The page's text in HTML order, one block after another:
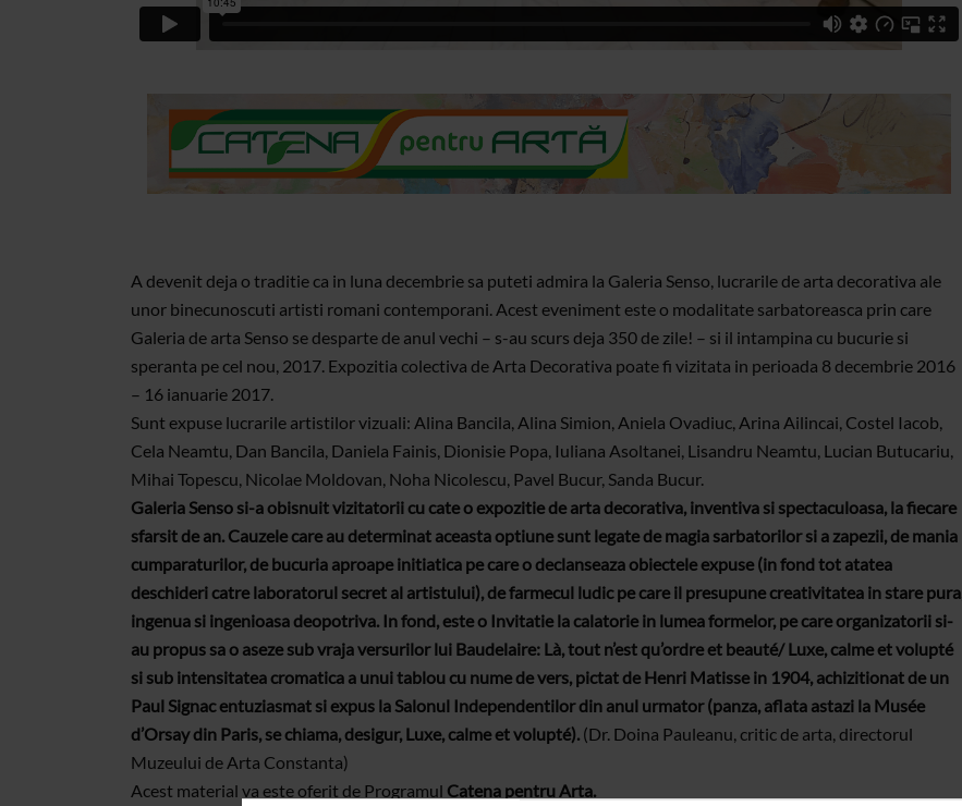
A devenit deja o traditie ca in luna decembrie sa puteti admira la Galeria Senso, lucrarile de arta decorativa ale
unor binecunoscuti artisti romani contemporani. Acest eveniment este o modalitate sarbatoreasca prin care
Galeria de arta Senso se desparte de anul vechi – s-au scurs deja 350 de zile! – si il intampina cu bucurie si
speranta pe cel nou, 2017. Expozitia colectiva de Arta Decorativa poate fi vizitata in perioada 8 decembrie 2016
– 16 ianuarie 2017.
Sunt expuse lucrarile artistilor vizuali: Alina Bancila, Alina Simion, Aniela Ovadiuc, Arina Ailincai, Costel Iacob,
Cela Neamtu, Dan Bancila, Daniela Fainis, Dionisie Popa, Iuliana Asoltanei, Lisandru Neamtu, Lucian Butucariu,
Mihai Topescu, Nicolae Moldovan, Noha Nicolescu, Pavel Bucur, Sanda Bucur.
Galeria Senso si-a obisnuit vizitatorii cu cate o expozitie de arta decorativa, inventiva si spectaculoasa, la fiecare
sfarsit de an. Cauzele care au determinat aceasta optiune sunt legate de magia sarbatorilor si a zapezii, de mania
cumparaturilor, de bucuria aproape initiatica pe care o declanseaza obiectele expuse (in fond tot atatea
deschideri catre laboratorul secret al artistului), de farmecul ludic pe care il presupune creativitatea in stare pura,
ingenua si ingenioasa deopotriva. In fond, este o Invitatie la calatorie in lumea formelor, pe care organizatorii si-
au propus sa o aseze sub vraja versurilor lui Baudelaire: Là, tout n’est qu’ordre et beauté/ Luxe, calme et volupté
si sub intensitatea cromatica a unui tablou cu nume de vers, pictat de Henri Matisse in 1904, achizitionat de un
Paul Signac entuziasmat si expus la Salonul Independentilor din anul urmator (panza, aflata astazi la Musée
d’Orsay din Paris, se chiama, desigur, Luxe, calme et volupté). (Dr. Doina Pauleanu, critic de arta, directorul
Muzeului de Arta Constanta)
Acest material va este oferit de Programul Catena pentru Arta.